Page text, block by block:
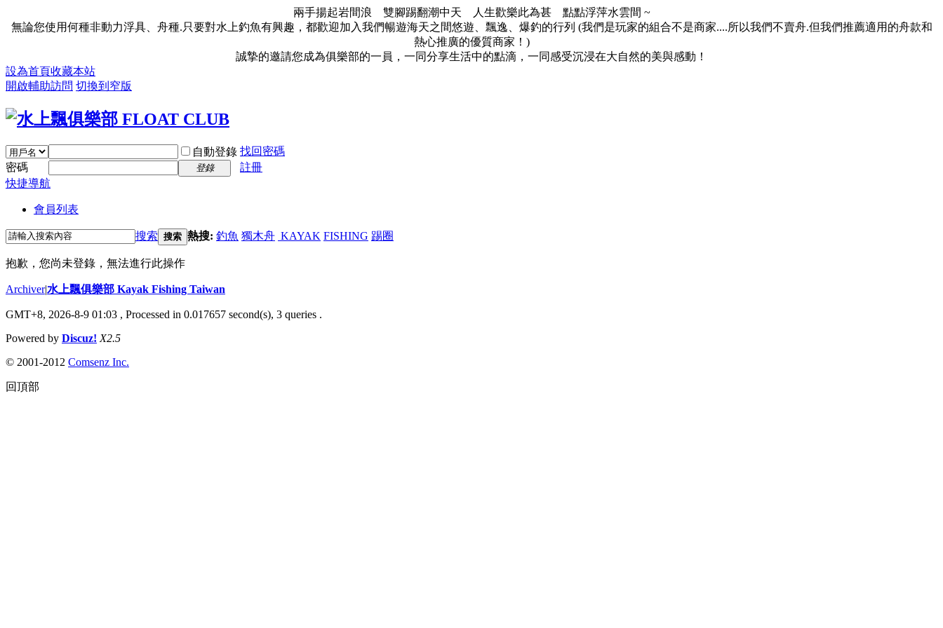
兩手揚起岩間浪 雙腳踢翻潮中天 人生歡樂此為甚 點點浮萍水雲間 ~
無論您使用何種非動力浮具、舟種.只要對水上釣魚有興趣，都歡迎加入我們暢遊海天之間悠遊、飄逸、爆釣的行列 (我們是玩家的組合不是商家....所以我們不賣舟.但我們推薦適用的舟款和
熱心推廣的優質商家！)
誠摯的邀請您成為俱樂部的一員，一同分享生活中的點滴，一同感受沉浸在大自然的美與感動！
設為首頁收藏本站
開啟輔助訪問 切換到窄版
自動登錄 找回密碼
密碼
登錄
註冊
快捷導航
會員列表
搜索 搜索 熱搜: 釣魚 獨木舟 KAYAK FISHING 踢圈
抱歉，您尚未登錄，無法進行此操作
Archiver|水上飄俱樂部 Kayak Fishing Taiwan
GMT+8, 2026-8-9 01:03 , Processed in 0.017657 second(s), 3 queries .
Powered by Discuz! X2.5
© 2001-2012 Comsenz Inc.
回頂部